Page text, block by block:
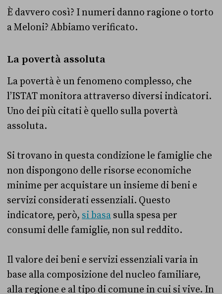
È davvero così? I numeri danno ragione o torto
a Meloni? Abbiamo verificato.
La povertà assoluta
La povertà è un fenomeno complesso, che
l’ISTAT monitora attraverso diversi indicatori.
Uno dei più citati è quello sulla povertà
assoluta.
Si trovano in questa condizione le famiglie che
non dispongono delle risorse economiche
minime per acquistare un insieme di beni e
servizi considerati essenziali. Questo
indicatore, però, si basa sulla spesa per
consumi delle famiglie, non sul reddito.
Il valore dei beni e servizi essenziali varia in
base alla composizione del nucleo familiare,
alla regione e al tipo di comune in cui si vive. In